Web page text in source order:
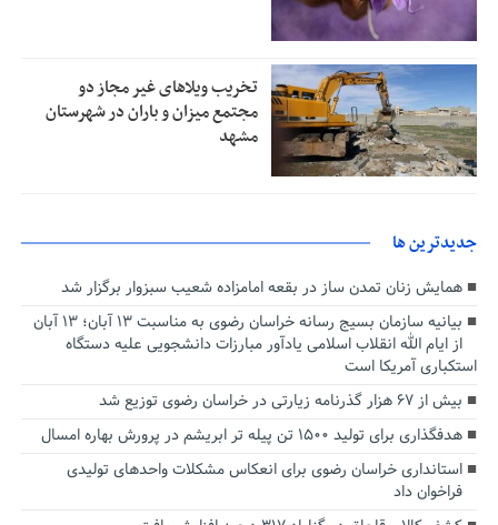
تخریب ویلاهای غیر مجاز دو
مجتمع میزان و باران در شهرستان
مشهد
جديدترين ها
همایش زنان تمدن ساز در بقعه امامزاده شعیب سبزوار برگزار شد
بیانیه سازمان بسیج رسانه خراسان رضوی به مناسبت ۱۳ آبان؛ ۱۳ آبان
از ایام الله انقلاب اسلامی یادآور مبارزات دانشجویی علیه دستگاه
استکباری آمریکا است
بیش از ۶۷ هزار گذرنامه زیارتی در خراسان رضوی توزیع شد
هدفگذاری برای تولید ۱۵۰۰ تن پیله تر ابریشم در پرورش بهاره امسال
استانداری خراسان رضوی برای انعکاس مشکلات واحدهای تولیدی
فراخوان داد